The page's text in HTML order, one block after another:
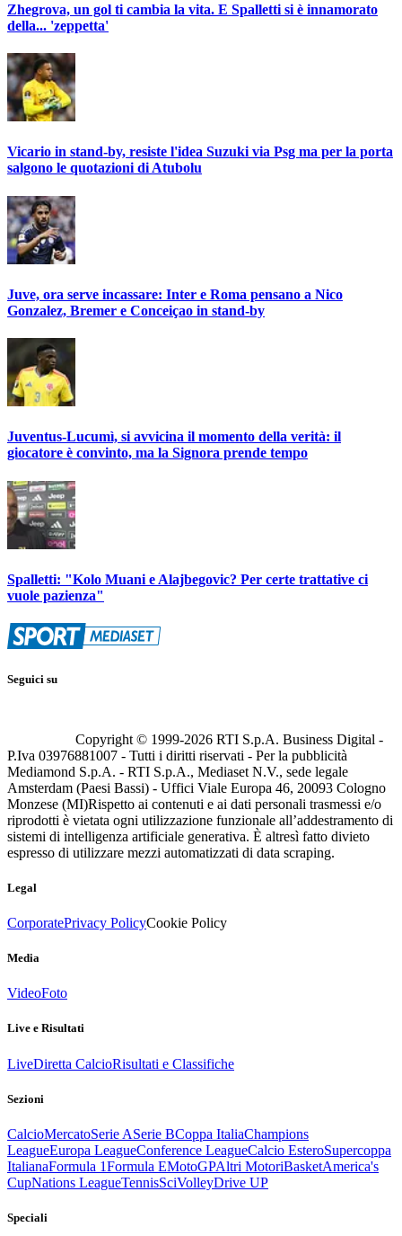
Zhegrova, un gol ti cambia la vita. E Spalletti si è innamorato
della... 'zeppetta'
Vicario in stand-by, resiste l'idea Suzuki via Psg ma per la porta
salgono le quotazioni di Atubolu
Juve, ora serve incassare: Inter e Roma pensano a Nico
Gonzalez, Bremer e Conceiçao in stand-by
Juventus-Lucumì, si avvicina il momento della verità: il
giocatore è convinto, ma la Signora prende tempo
Spalletti: "Kolo Muani e Alajbegovic? Per certe trattative ci
vuole pazienza"
Seguici su
Copyright © 1999-2026 RTI S.p.A. Business Digital -
P.Iva 03976881007 - Tutti i diritti riservati - Per la pubblicità
Mediamond S.p.A. - RTI S.p.A., Mediaset N.V., sede legale
Amsterdam (Paesi Bassi) - Uffici Viale Europa 46, 20093 Cologno
Monzese (MI)Rispetto ai contenuti e ai dati personali trasmessi e/o
riprodotti è vietata ogni utilizzazione funzionale all’addestramento di
sistemi di intelligenza artificiale generativa. È altresì fatto divieto
espresso di utilizzare mezzi automatizzati di data scraping.
Legal
CorporatePrivacy PolicyCookie Policy
Media
VideoFoto
Live e Risultati
LiveDiretta CalcioRisultati e Classifiche
Sezioni
CalcioMercatoSerie ASerie BCoppa ItaliaChampions
LeagueEuropa LeagueConference LeagueCalcio EsteroSupercoppa
ItalianaFormula 1Formula EMotoGPAltri MotoriBasketAmerica's
CupNations LeagueTennisSciVolleyDrive UP
Speciali